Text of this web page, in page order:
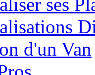
d'un Van